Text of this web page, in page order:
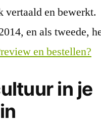
vertaald en bewerkt.
en als tweede,
en bestellen?
in je